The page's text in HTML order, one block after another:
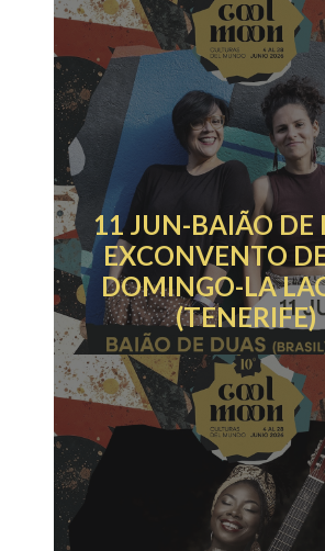
11 JUN-BAIÃO DE
EXCONVENTO
DOMINGO-LA
(TENERIFE)